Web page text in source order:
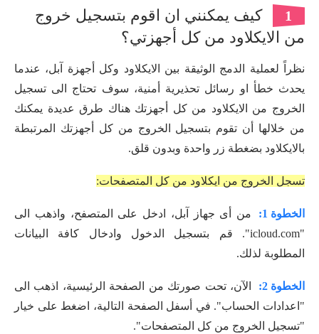
1
كيف يمكنني ان اقوم بتسجيل خروج
من الايكلاود من كل أجهزتي؟
نظراً لعملية الدمج الوثيقة بين الايكلاود وكل أجهزة آبل، عندما
يحدث خطأ او رسائل تحذيرية أمنية، سوف تحتاج الى تسجيل
الخروج من الايكلاود من كل أجهزتك هناك طرق عديدة يمكنك
من خلالها أن تقوم بتسجيل الخروج من كل أجهزتك المرتبطة
بالايكلاود بضغطة زر واحدة وبدون قلق.
تسجل الخروج من ايكلاود من كل المتصفحات:
الخطوة 1:
من أى جهاز آبل، ادخل على المتصفح، واذهب الى
"icloud.com". قم بتسجيل الدخول وادخال كافة البيانات
المطلوبة لذلك.
الخطوة 2:
الآن، تحت صورتك من الصفحة الرئيسية، اذهب الى
"اعدادات الحساب". في أسفل الصفحة التالية، اضغط على خيار
"تسجيل الخروج من كل المتصفحات".